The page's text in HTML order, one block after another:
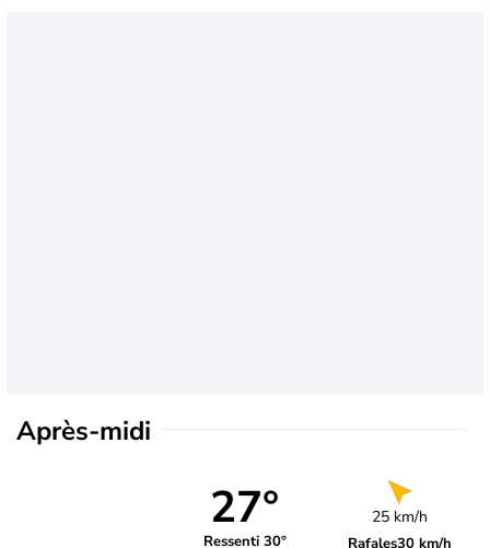
Après-midi
27°
Ressenti 30°
25 km/h
Rafales30 km/h